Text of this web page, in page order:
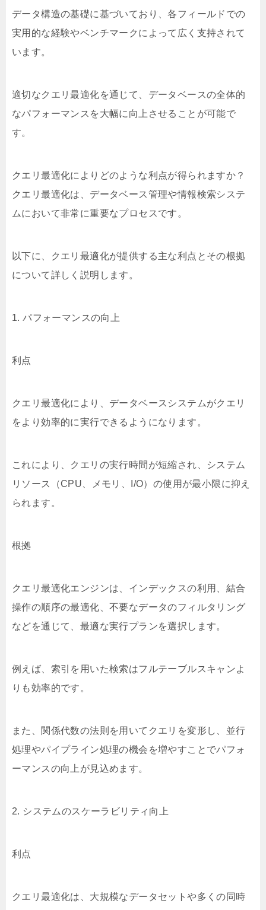
データ構造の基礎に基づいており、各フィールドでの
実用的な経験やベンチマークによって広く支持されて
います。
適切なクエリ最適化を通じて、データベースの全体的
なパフォーマンスを大幅に向上させることが可能で
す。
クエリ最適化によりどのような利点が得られますか？
クエリ最適化は、データベース管理や情報検索システ
ムにおいて非常に重要なプロセスです。
以下に、クエリ最適化が提供する主な利点とその根拠
について詳しく説明します。
1. パフォーマンスの向上
利点
クエリ最適化により、データベースシステムがクエリ
をより効率的に実行できるようになります。
これにより、クエリの実行時間が短縮され、システム
リソース（CPU、メモリ、I/O）の使用が最小限に抑え
られます。
根拠
クエリ最適化エンジンは、インデックスの利用、結合
操作の順序の最適化、不要なデータのフィルタリング
などを通じて、最適な実行プランを選択します。
例えば、索引を用いた検索はフルテーブルスキャンよ
りも効率的です。
また、関係代数の法則を用いてクエリを変形し、並行
処理やパイプライン処理の機会を増やすことでパフォ
ーマンスの向上が見込めます。
2. システムのスケーラビリティ向上
利点
クエリ最適化は、大規模なデータセットや多くの同時